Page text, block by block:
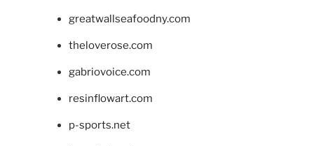
greatwallseafoodny.com
theloverose.com
gabriovoice.com
resinflowart.com
p-sports.net